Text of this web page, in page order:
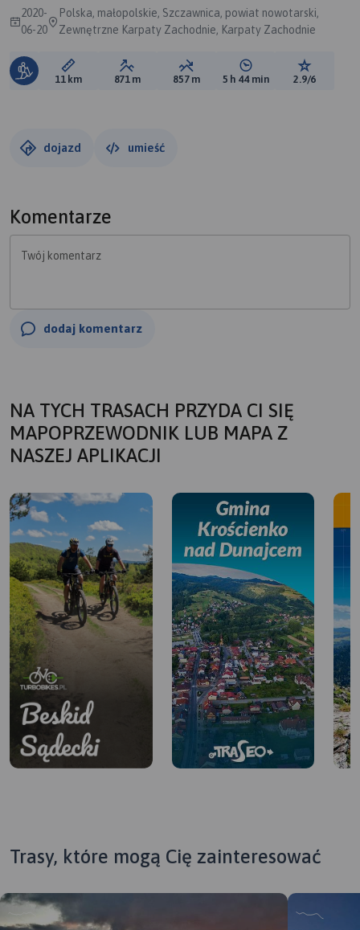
2020-
06-20
Polska, małopolskie, Szczawnica, powiat nowotarski,
Zewnętrzne Karpaty Zachodnie, Karpaty Zachodnie
Długość trasy:
11 km Suma przewyższeń:
871 m Suma spadków:
857 m Średni czas potrzebny
5 h 44 min Ocena
2.9/6
dojazd umieść
Komentarze
Twój komentarz
dodaj komentarz
NA TYCH TRASACH PRZYDA CI SIĘ
MAPOPRZEWODNIK LUB MAPA Z
NASZEJ APLIKACJI
Trasy, które mogą Cię zainteresować